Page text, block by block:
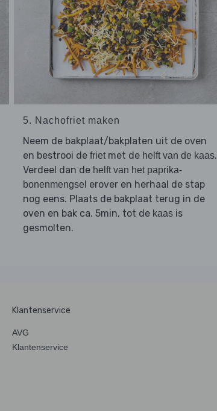
5. Nachofriet maken
Neem de bakplaat/bakplaten uit de oven
en bestrooi de frietmet de helft van de kaas.
Verdeel dan de helft van het paprika-
bonenmengsel erover en herhaal de stap
nog eens. Plaats de bakplaat terug in de
oven en bak ca. 5min, tot de kaasis
gesmolten.
Klantenservice
AVG
Klantenservice